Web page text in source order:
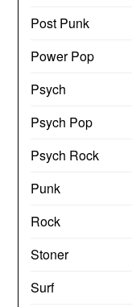
Post Punk
Power Pop
Psych
Psych Pop
Psych Rock
Punk
Rock
Stoner
Surf